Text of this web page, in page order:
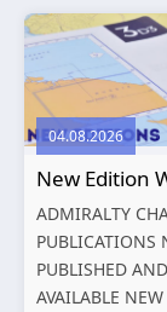
düzenleyici
ve dijitalleşen
operasyonel
doğrultusunda
Dijital Yayınlar
Yönetimi
sunmaktadır.
Hizmetlerimiz;
işletmecileri,
teknik yönetim
ve denizcilik...
04.08.2026
New Edition
ADMIRALTY
PUBLICATIONS
PUBLISHED AND
AVAILABLE NEW